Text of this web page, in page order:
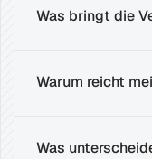
Was bringt die
Warum reicht
Was